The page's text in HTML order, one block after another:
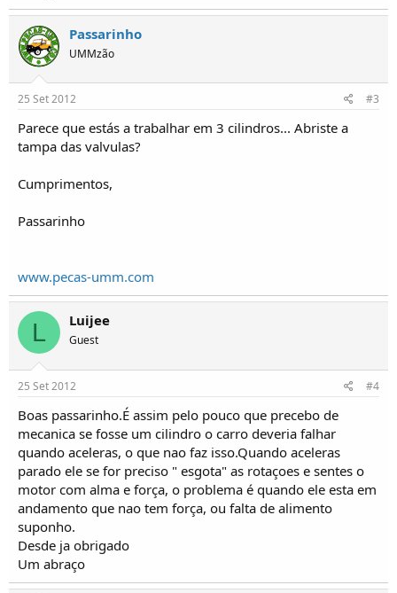
Passarinho
UMMzão
25 Set 2012 #3
Parece que estás a trabalhar em 3 cilindros... Abriste a
tampa das valvulas?
Cumprimentos,
Passarinho
www.pecas-umm.com
L Luijee
Guest
25 Set 2012 #4
Boas passarinho.É assim pelo pouco que precebo de
mecanica se fosse um cilindro o carro deveria falhar
quando aceleras, o que nao faz isso.Quando aceleras
parado ele se for preciso " esgota" as rotaçoes e sentes o
motor com alma e força, o problema é quando ele esta em
andamento que nao tem força, ou falta de alimento
suponho.
Desde ja obrigado
Um abraço